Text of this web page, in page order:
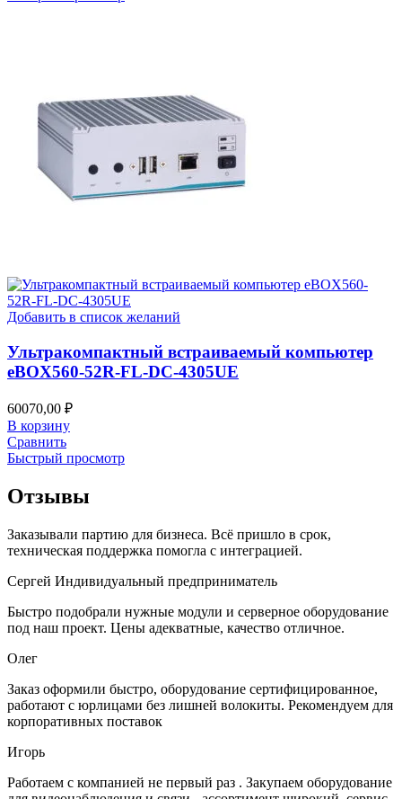
Добавить в список желаний
Ультракомпактный встраиваемый компьютер
eBOX560-52R-FL-DC-4305UE
60070,00 ₽
В корзину
Сравнить
Быстрый просмотр
Отзывы
Заказывали партию для бизнеса. Всё пришло в срок,
техническая поддержка помогла с интеграцией.
Сергей Индивидуальный предприниматель
Быстро подобрали нужные модули и серверное оборудование
под наш проект. Цены адекватные, качество отличное.
Олег
Заказ оформили быстро, оборудование сертифицированное,
работают с юрлицами без лишней волокиты. Рекомендуем для
корпоративных поставок
Игорь
Работаем с компанией не первый раз . Закупаем оборудование